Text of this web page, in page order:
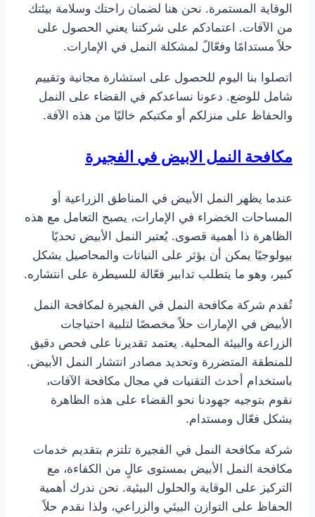
الوقاية المستمرة. نحن هنا لضمان راحتك وسلامة بيئتك
من الآفات. اعتمادكم على شركتنا يعني الحصول على
حلاً مستدامًا وفعّالً لمشكلة النمل في الإمارات.
اتصلوا بنا اليوم للحصول على استشارة مجانية وتقييم
شامل للوضع. دعونا نساعدكم في القضاء على النمل
والحفاظ على منزلكم أو مكتبكم خاليًا من هذه الآفة.
مكافحة النمل الابيض في الفجيرة
عندما يظهر النمل الأبيض في المناطق الزراعية أو
المساحات الخضراء في الإمارات، يصبح التعامل مع هذه
الظاهرة ذا أهمية قصوى. يُعتبر النمل الأبيض تحديًا
بيولوجيًا يمكن أن يؤثر على النباتات والمحاصيل بشكل
كبير، وهو ما يتطلب تدابير فعّالة للسيطرة على انتشاره.
تُقدم شركة مكافحة النمل في الفجيرة لمكافحة النمل
الأبيض في الإمارات حلاً مخصصًا لتلبية احتياجات
الزراعة والبيئة المحلية. يعتمد تقديرنا على فحص دقيق
للمنطقة المتضررة وتحديد مصادر انتشار النمل الأبيض.
باستخدام أحدث التقنيات في مجال مكافحة الآفات،
نقوم بتوجيه جهودنا نحو القضاء على هذه الظاهرة
بشكل فعّال ومستدام.
شركة مكافحة النمل في الفجيرة تلتزم بتقديم خدمات
مكافحة النمل الأبيض بمستوى عالٍ من الكفاءة، مع
التركيز على الوقاية والحلول البيئية. نحن ندرك أهمية
الحفاظ على التوازن البيئي والزراعي، ولذا نقدم حلاً